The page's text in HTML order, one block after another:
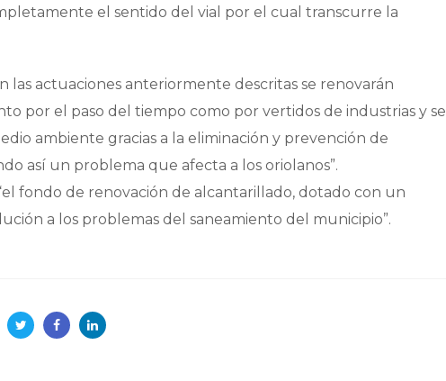
el sentido del vial por el cual transcurre la
las actuaciones anteriormente descritas se renovarán
por el paso del tiempo como por vertidos de industrias y se
ambiente gracias a la eliminación y prevención de
así un problema que afecta a los oriolanos”.
fondo de renovación de alcantarillado, dotado con un
a los problemas del saneamiento del municipio”.